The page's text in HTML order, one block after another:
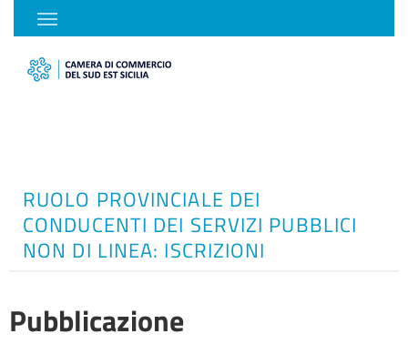
RUOLO PROVINCIALE DEI
CONDUCENTI DEI SERVIZI PUBBLICI
NON DI LINEA: ISCRIZIONI
Pubblicazione